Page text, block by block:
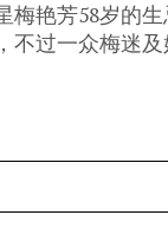
梅艳芳58岁的
不过一众梅迷